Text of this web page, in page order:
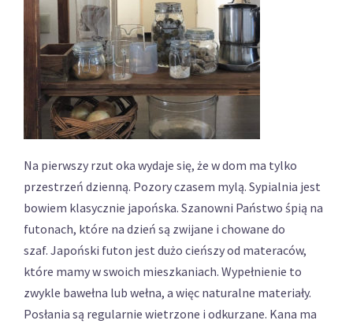
Na pierwszy rzut oka wydaje się, że w dom ma tylko
przestrzeń dzienną. Pozory czasem mylą. Sypialnia jest
bowiem klasycznie japońska. Szanowni Państwo śpią na
futonach, które na dzień są zwijane i chowane do
szaf. Japoński futon jest dużo cieńszy od materaców,
które mamy w swoich mieszkaniach. Wypełnienie to
zwykle bawełna lub wełna, a więc naturalne materiały.
Posłania są regularnie wietrzone i odkurzane. Kana ma